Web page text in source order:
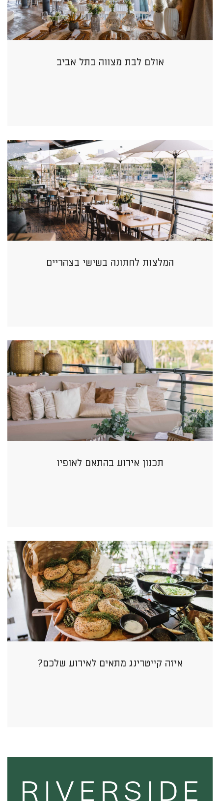
אולם לבת מצווה בתל אביב
המלצות לחתונה בשישי בצהריים
תכנון אירוע בהתאם לאופיו
איזה קייטרינג מתאים לאירוע שלכם?